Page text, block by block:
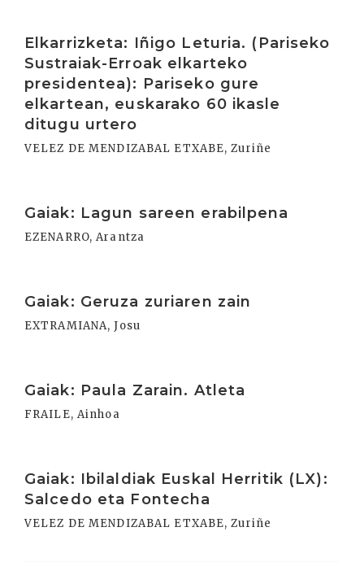
Elkarrizketa: Iñigo Leturia. (Pariseko
Sustraiak-Erroak elkarteko
presidentea): Pariseko gure
elkartean, euskarako 60 ikasle
ditugu urtero
VELEZ DE MENDIZABAL ETXABE, Zuriñe
Gaiak: Lagun sareen erabilpena
EZENARRO, Arantza
Gaiak: Geruza zuriaren zain
EXTRAMIANA, Josu
Gaiak: Paula Zarain. Atleta
FRAILE, Ainhoa
Gaiak: Ibilaldiak Euskal Herritik (LX):
Salcedo eta Fontecha
VELEZ DE MENDIZABAL ETXABE, Zuriñe